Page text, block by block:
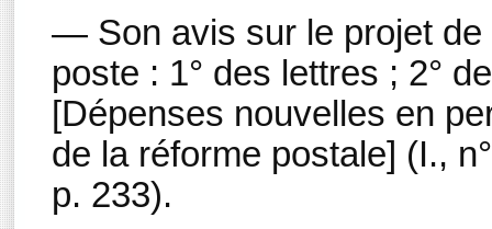
— Son avis sur le projet de
poste : 1° des lettres ; 2°
[Dépenses nouvelles en
de la réforme postale] (I.,
p. 233).